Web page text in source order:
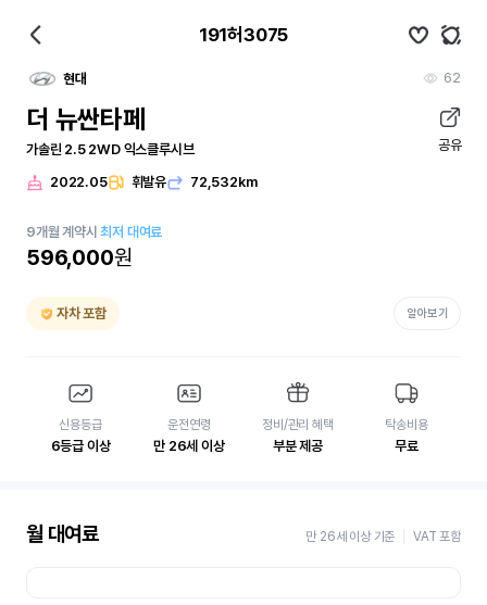
191허3075
현대 62
더 뉴싼타페
가솔린 2.5 2WD 익스클루시브 공유
2022.05 휘발유 72,532km
9개월 계약시최저 대여료
596,000원
자차 포함 알아보기
신용등급
6등급 이상
운전연령
만 26세 이상
정비/관리 혜택
부분 제공
탁송비용
무료
월 대여료 만 26세 이상 기준 VAT 포함